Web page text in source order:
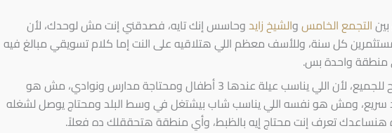
التجمع الخامسوالشيخ زايدوحاسس إنك تايه، فصدقني إنت مش لوحدك، لأن
كل سنة، وللأسف معظم اللي هتلاقيه على النت إما كلام تسويقي مبالغ فيه
منطقة واحدة بس.
الحقيقة إن مفيش إجابة واحدة صح للجميع، لأن اللي يناسب عيلة عندها 3 أطفال ومحتاجة مدارس ونوادي، مش هو
سريع، ومش هو نفسه اللي يناسب شاب بيشتغل في وسط البلد ومحتاج يوصل لشغله
تعرف إنت محتاج إيه بالظبط، وأي منطقة هتحققلك ده فعلاً.